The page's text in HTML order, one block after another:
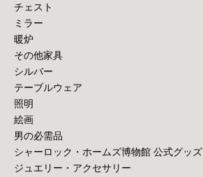
チェスト
ミラー
暖炉
その他家具
シルバー
テーブルウェア
照明
絵画
男の必需品
シャーロック・ホームズ博物館 公式グッズ
ジュエリー・アクセサリー